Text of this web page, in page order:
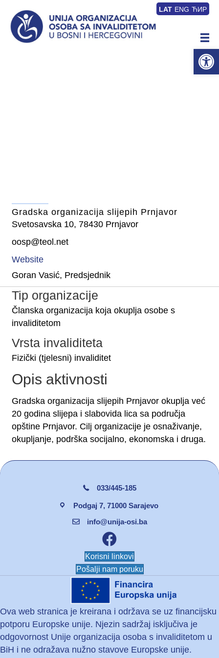
LAT ENG ЋИР
Gradska organizacija slijepih Prnjavor
Svetosavska 10, 78430 Prnjavor
oosp@teol.net
Website
Goran Vasić, Predsjednik
Tip organizacije
Članska organizacija koja okuplja osobe s
invaliditetom
Vrsta invaliditeta
Fizički (tjelesni) invaliditet
Opis aktivnosti
Gradska organizacija slijepih Prnjavor okuplja već
20 godina slijepa i slabovida lica sa područja
opštine Prnjavor. Cilj organizacije je osnaživanje,
okupljanje, podrška socijalno, ekonomska i druga.
033/445-185
Podgaj 7, 71000 Sarajevo
info@unija-osi.ba
Facebook unija osi
Korisni linkovi
Pošalji nam poruku
Ova web stranica je kreirana i održava se uz financijsku
potporu Europske unije. Njezin sadržaj isključiva je
odgovornost Unije organizacija osoba s invaliditetom u
BiH i ne odražava nužno stavove Europske unije.